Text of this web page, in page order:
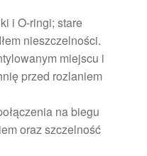
i O-ringi; stare
nieszczelności.
miejscu i
przed rozlaniem
na biegu
oraz szczelność